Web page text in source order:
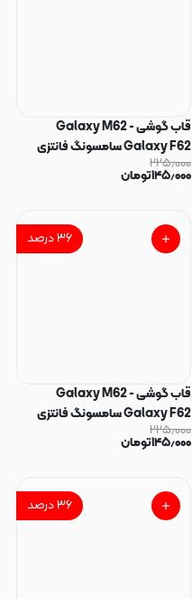
قاب گوشی Galaxy M62 -
Galaxy F62 سامسونگ فانتزی
سوزنی برجسته طرح دخترونه پاپ
سوکت دار کد 128866
۲۲۵٫۰۰۰
۱۴۵٫۰۰۰تومان
۳۶درصد
قاب گوشی Galaxy M62 -
Galaxy F62 سامسونگ فانتزی
سوزنی برجسته طرح سگ پاپ سوکت
۲۲۵٫۰۰۰
۱۴۵٫۰۰۰تومان
۳۶درصد